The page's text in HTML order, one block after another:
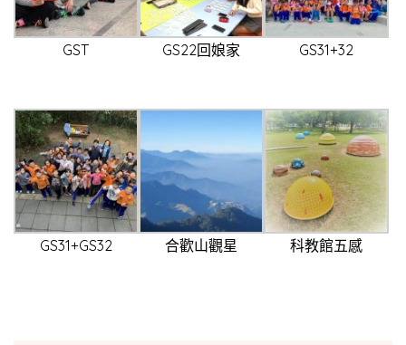
GST GS22回娘家 GS31+32
GS31+GS32 合歡山觀星 科教館五感